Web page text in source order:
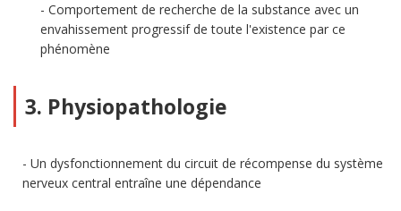
Comportement de recherche de la substance avec un
envahissement progressif de toute l'existence par ce
phénomène
3. Physiopathologie
Un dysfonctionnement du circuit de récompense du système
nerveux central entraîne une dépendance